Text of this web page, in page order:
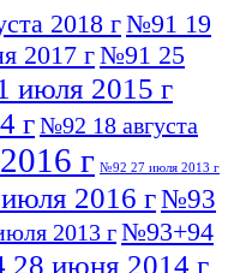
2018 г№91 19
2017 г№91 25
июля 2015 г
г№92 18 августа
г №92 27 июля 2013 г
2016 г№93
2013 г№93+94
июня 2014 г